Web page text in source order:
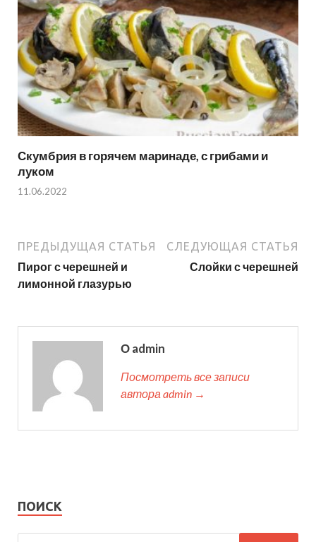
Скумбрия в горячем маринаде, с грибами и
луком
11.06.2022
ПРЕДЫДУЩАЯ СТАТЬЯ
Пирог с черешней и
лимонной глазурью
СЛЕДУЮЩАЯ СТАТЬЯ
Слойки с черешней
О admin
Посмотреть все записи
автора admin →
ПОИСК